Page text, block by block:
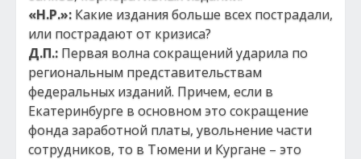
«Н.Р.»: Какие издания больше всех пострадали,
или пострадают от кризиса?
Д.П.: Первая волна сокращений ударила по
региональным представительствам
федеральных изданий. Причем, если в
Екатеринбурге в основном это сокращение
фонда заработной платы, увольнение части
сотрудников, то в Тюмени и Кургане – это